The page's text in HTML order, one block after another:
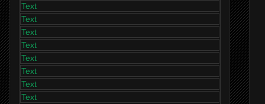
Text
Text
Text
Text
Text
Text
Text
Text